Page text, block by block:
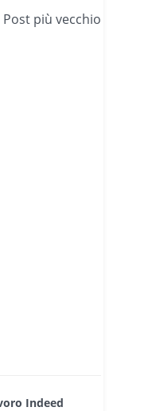
Post più vecchio
Indeed